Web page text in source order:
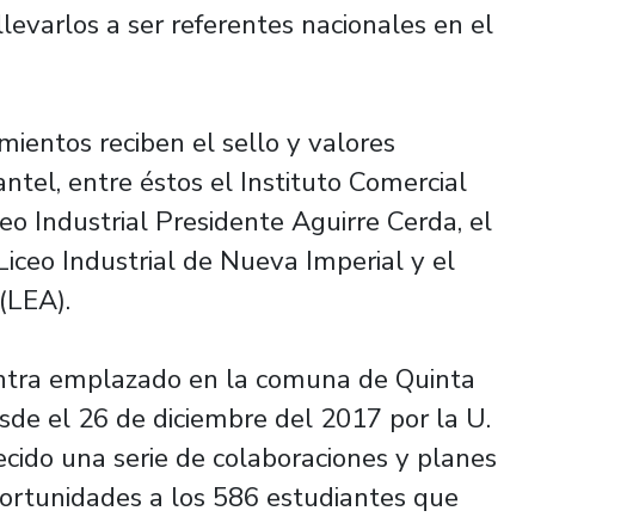
a ser referentes nacionales en el
reciben el sello y valores
entre éstos el Instituto Comercial
Industrial Presidente Aguirre Cerda, el
Industrial de Nueva Imperial y el
emplazado en la comuna de Quinta
el 26 de diciembre del 2017 por la U.
una serie de colaboraciones y planes
a los 586 estudiantes que